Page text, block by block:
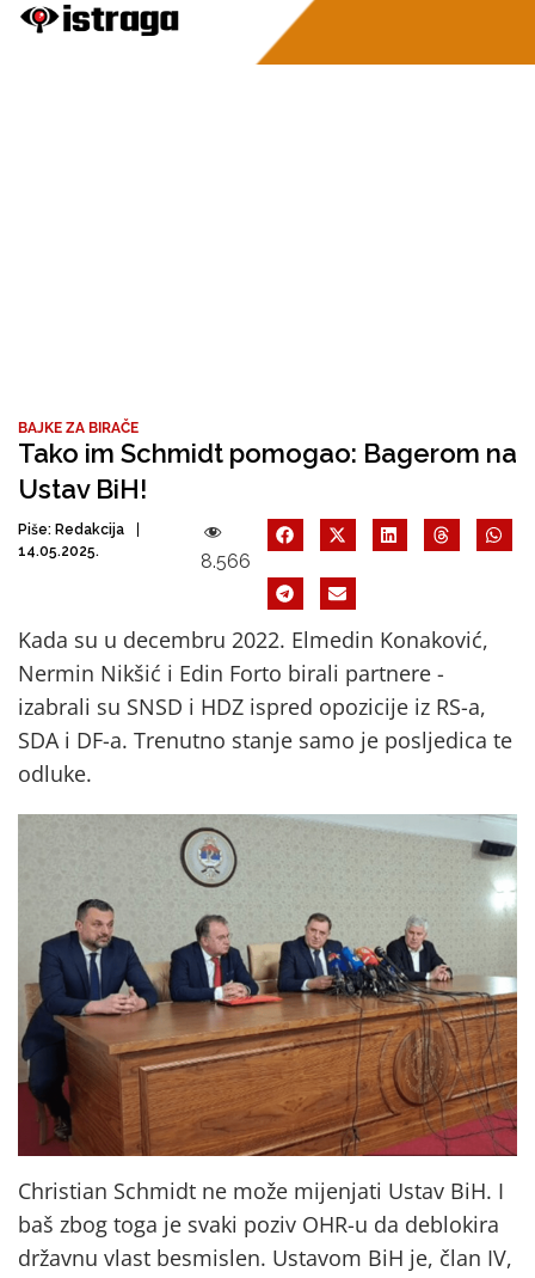
BAJKE ZA BIRAČE
Tako im Schmidt pomogao: Bagerom na
Ustav BiH!
Piše: Redakcija
14.05.2025.
8.566
Kada su u decembru 2022. Elmedin Konaković,
Nermin Nikšić i Edin Forto birali partnere -
izabrali su SNSD i HDZ ispred opozicije iz RS-a,
SDA i DF-a. Trenutno stanje samo je posljedica te
odluke.
Christian Schmidt ne može mijenjati Ustav BiH. I
baš zbog toga je svaki poziv OHR-u da deblokira
državnu vlast besmislen. Ustavom BiH je, član IV,